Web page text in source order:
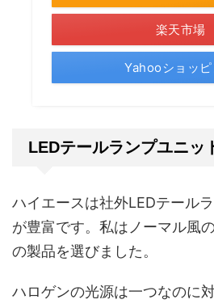
楽天市場
Yahooショッ
LEDテールランプユニッ
ハイエースは社外LEDテール
が豊富です。私はノーマル風
の製品を選びました。
ハロゲンの光源は一つなのに